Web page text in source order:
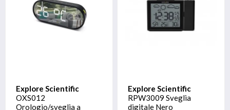
Explore Scientific
OXS012
Orologio/sveglia a
Explore Scientific
RPW3009 Sveglia
digitale Nero